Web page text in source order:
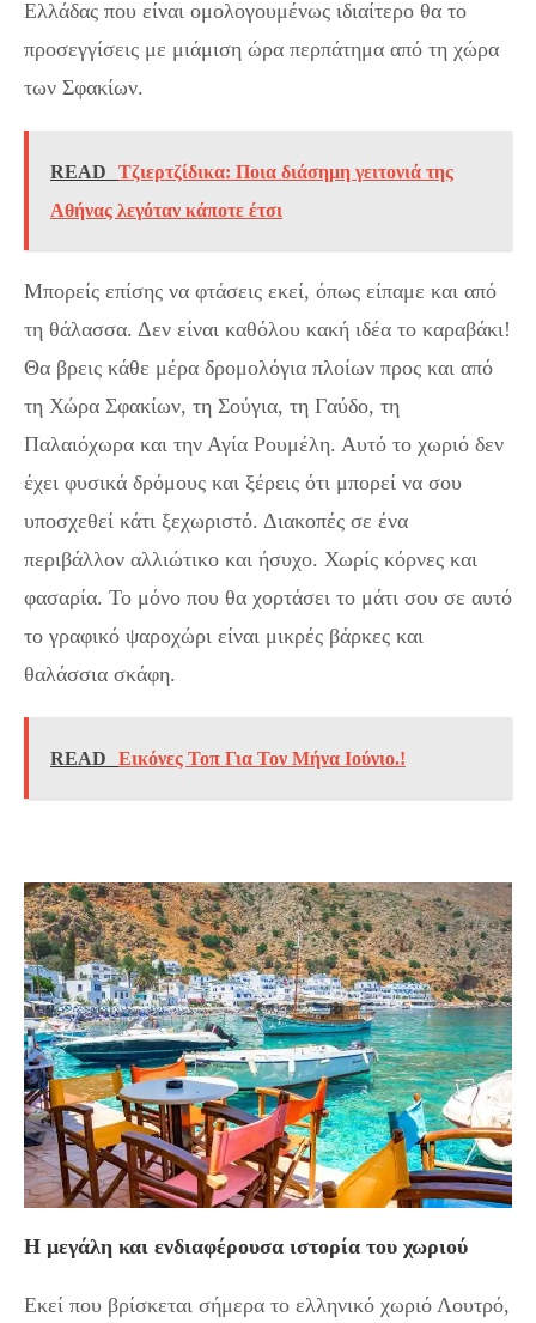
Ελλάδας που είναι ομολογουμένως ιδιαίτερο θα το
προσεγγίσεις με μιάμιση ώρα περπάτημα από τη χώρα
των Σφακίων.
READ
Τζιερτζίδικα: Ποια διάσημη γειτονιά της
Αθήνας λεγόταν κάποτε έτσι
Μπορείς επίσης να φτάσεις εκεί, όπως είπαμε και από
τη θάλασσα. Δεν είναι καθόλου κακή ιδέα το καραβάκι!
Θα βρεις κάθε μέρα δρομολόγια πλοίων προς και από
τη Χώρα Σφακίων, τη Σούγια, τη Γαύδο, τη
Παλαιόχωρα και την Αγία Ρουμέλη. Αυτό το χωριό δεν
έχει φυσικά δρόμους και ξέρεις ότι μπορεί να σου
υποσχεθεί κάτι ξεχωριστό. Διακοπές σε ένα
περιβάλλον αλλιώτικο και ήσυχο. Χωρίς κόρνες και
φασαρία. Το μόνο που θα χορτάσει το μάτι σου σε αυτό
το γραφικό ψαροχώρι είναι μικρές βάρκες και
θαλάσσια σκάφη.
READ Εικόνες Τοπ Για Τον Μήνα Ιούνιο.!
Η μεγάλη και ενδιαφέρουσα ιστορία του χωριού
Εκεί που βρίσκεται σήμερα το ελληνικό χωριό Λουτρό,